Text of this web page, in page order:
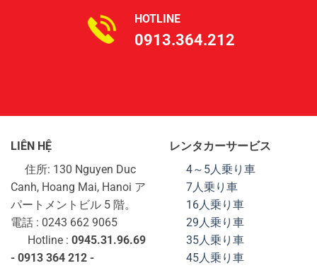
HOTLINE
0913.364.212
LIÊN HỆ
住所: 130 Nguyen Duc
Canh, Hoang Mai, Hanoi ア
パートメントビル 5 階。
電話 : 0243 662 9065
Hotline : 0945.31.96.69
- 0913 364 212 -
レンタカーサービス
4～5人乗り車
7人乗り車
16人乗り車
29人乗り車
35人乗り車
45人乗り車